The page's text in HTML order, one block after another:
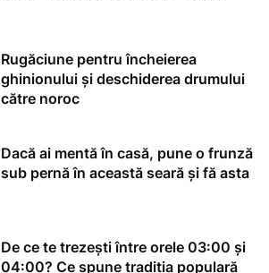
Rugăciune pentru încheierea
ghinionului și deschiderea drumului
către noroc
Dacă ai mentă în casă, pune o frunză
sub pernă în această seară și fă asta
De ce te trezești între orele 03:00 și
04:00? Ce spune tradiția populară